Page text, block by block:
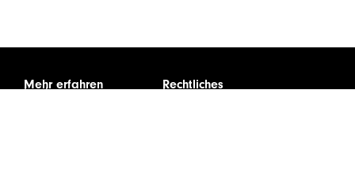
Mehr erfahren
Leistungen
Rechtliches
Impressum